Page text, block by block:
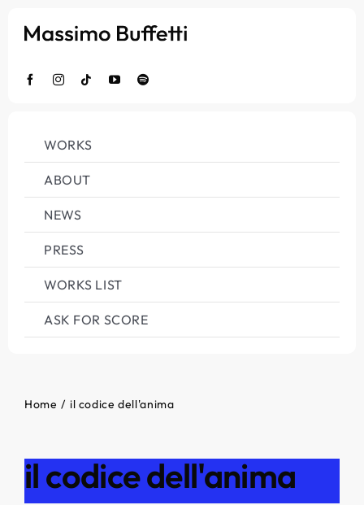
WORKS
ABOUT
NEWS
PRESS
WORKS LIST
ASK FOR SCORE
il codice dell'anima
Home il codice dell'anima